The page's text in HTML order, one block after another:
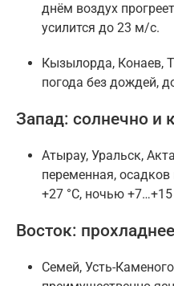
днём воздух
усилится до 23 м/с.
Кызылорда, Конаев,
погода без дождей,
Запад: солнечно и
Атырау, Уральск,
переменная,
+27 °C, ночью +7…+15
Восток:
Семей, Усть-